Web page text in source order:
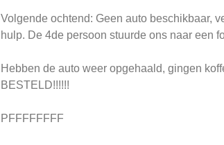
Volgende ochtend: Geen auto beschikbaar,
hulp. De 4de persoon stuurde ons naar een
Hebben de auto weer opgehaald, gingen
BESTELD!!!!!!
PFFFFFFFF